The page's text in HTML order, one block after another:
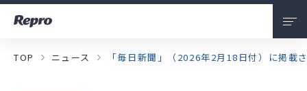
会社情報
TOP ニュース 「毎日新聞」（2026年2月18日付）に掲載